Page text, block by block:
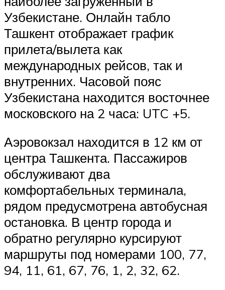
Узбекистане. Онлайн табло
Ташкент отображает график
прилета/вылета как
международных рейсов, так и
внутренних. Часовой пояс
Узбекистана находится восточнее
московского на 2 часа: UTC +5.
Аэровокзал находится в 12 км от
центра Ташкента. Пассажиров
обслуживают два
комфортабельных терминала,
рядом предусмотрена автобусная
остановка. В центр города и
обратно регулярно курсируют
маршруты под номерами 100, 77,
94, 11, 61, 67, 76, 1, 2, 32, 62.